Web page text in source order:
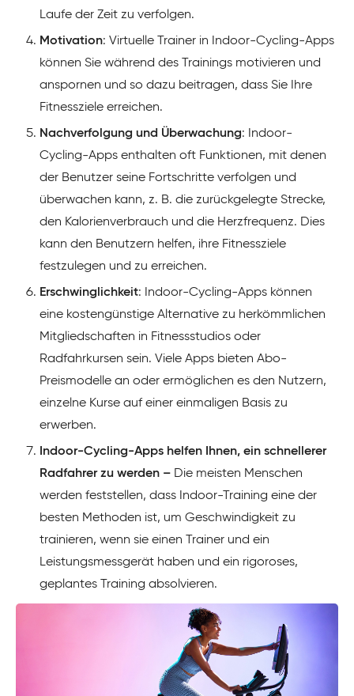
Laufe der Zeit zu verfolgen.
Motivation: Virtuelle Trainer in Indoor-Cycling-Apps
können Sie während des Trainings motivieren und
anspornen und so dazu beitragen, dass Sie Ihre
Fitnessziele erreichen.
Nachverfolgung und Überwachung: Indoor-
Cycling-Apps enthalten oft Funktionen, mit denen
der Benutzer seine Fortschritte verfolgen und
überwachen kann, z. B. die zurückgelegte Strecke,
den Kalorienverbrauch und die Herzfrequenz. Dies
kann den Benutzern helfen, ihre Fitnessziele
festzulegen und zu erreichen.
Erschwinglichkeit: Indoor-Cycling-Apps können
eine kostengünstige Alternative zu herkömmlichen
Mitgliedschaften in Fitnessstudios oder
Radfahrkursen sein. Viele Apps bieten Abo-
Preismodelle an oder ermöglichen es den Nutzern,
einzelne Kurse auf einer einmaligen Basis zu
erwerben.
Indoor-Cycling-Apps helfen Ihnen, ein schnellerer
Radfahrer zu werden – Die meisten Menschen
werden feststellen, dass Indoor-Training eine der
besten Methoden ist, um Geschwindigkeit zu
trainieren, wenn sie einen Trainer und ein
Leistungsmessgerät haben und ein rigoroses,
geplantes Training absolvieren.